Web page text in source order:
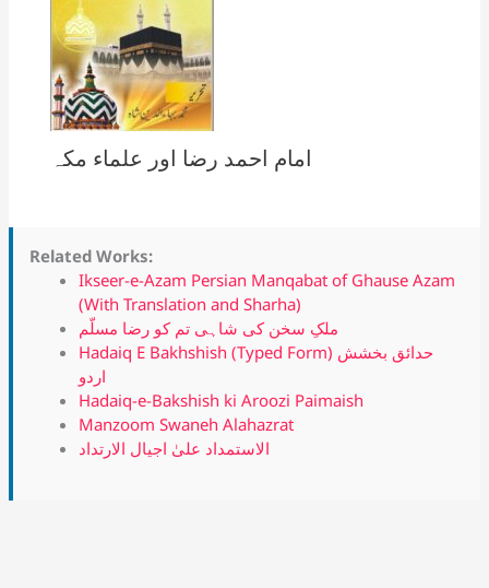
امام احمد رضا اور علماء مکہ
Related Works:
Ikseer-e-Azam Persian Manqabat of Ghause Azam
(With Translation and Sharha)
ملکِ سخن کی شاہی تم کو رضا مسلّم
Hadaiq E Bakhshish (Typed Form) حدائق بخشش
اردو
Hadaiq-e-Bakshish ki Aroozi Paimaish
Manzoom Swaneh Alahazrat
الاستمداد علیٰ اجیال الارتداد